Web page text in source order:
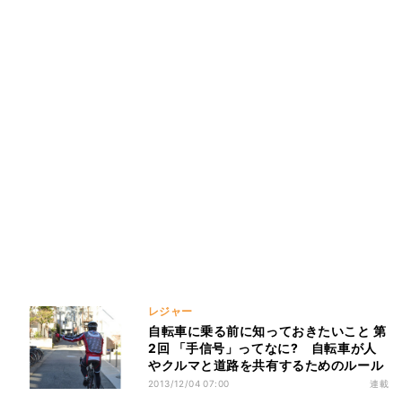
レジャー
自転車に乗る前に知っておきたいこと 第
2回 「手信号」ってなに? 自転車が人
やクルマと道路を共有するためのルール
2013/12/04 07:00 連載